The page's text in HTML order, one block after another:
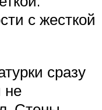
с жесткой
сразу
не